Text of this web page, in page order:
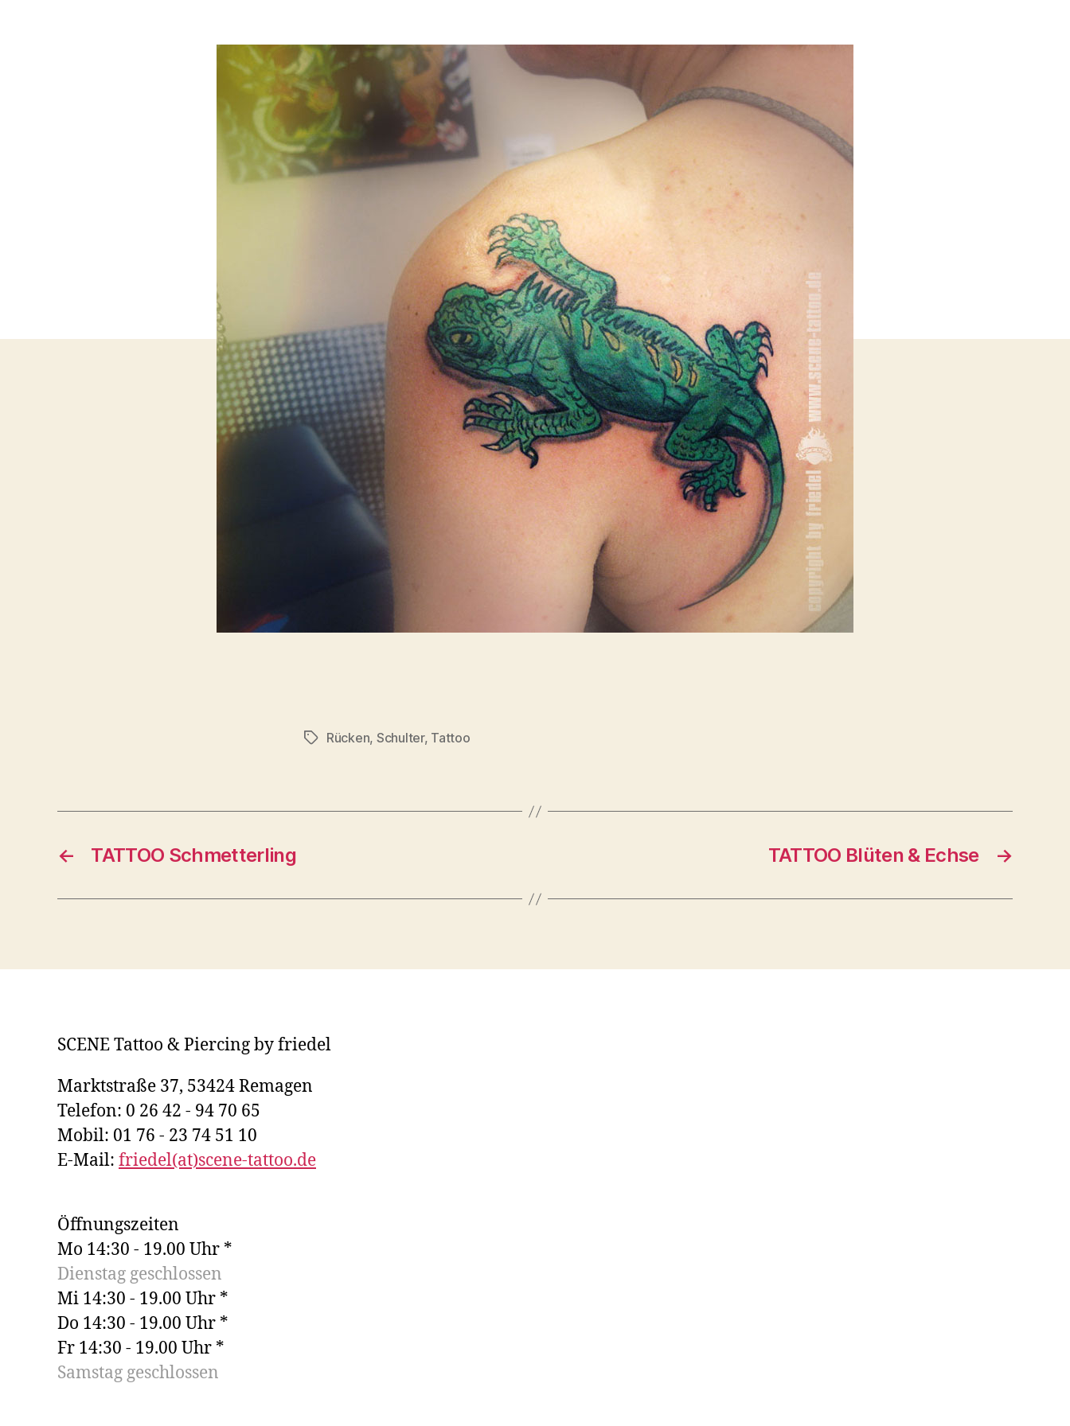
Schlagwörter
Rücken, Schulter, Tattoo
← TATTOO Schmetterling →
TATTOO Blüten & Echse
SCENE Tattoo & Piercing by friedel
Marktstraße 37, 53424 Remagen
Telefon: 0 26 42 - 94 70 65
Mobil: 01 76 - 23 74 51 10
E-Mail: friedel(at)scene-tattoo.de
Öffnungszeiten
Mo 14:30 - 19.00 Uhr *
Dienstag geschlossen
Mi 14:30 - 19.00 Uhr *
Do 14:30 - 19.00 Uhr *
Fr 14:30 - 19.00 Uhr *
Samstag geschlossen